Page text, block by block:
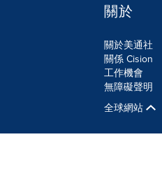
關於
關於美通社
關係 Cision
工作機會
無障礙聲明
全球網站